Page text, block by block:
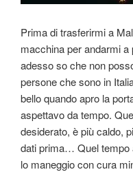
Prima di trasferirmi a
macchina per andarmi
adesso so che non
persone che sono in
bello quando apro la
aspettavo da tempo.
desiderato, è più caldo,
dati prima… Quel tempo
lo maneggio con cura